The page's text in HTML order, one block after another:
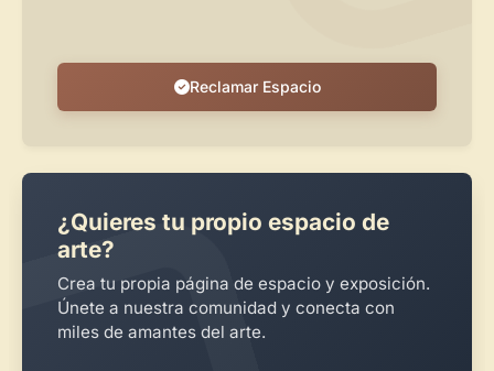
Reclamar Espacio
¿Quieres tu propio espacio de
arte?
Crea tu propia página de espacio y exposición.
Únete a nuestra comunidad y conecta con
miles de amantes del arte.